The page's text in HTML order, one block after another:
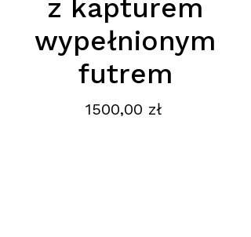
z kapturem
wypełnionym
futrem
1500,00 złCena